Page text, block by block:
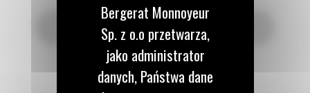
Bergerat Monnoyeur
Sp. z o.o przetwarza,
jako administrator
danych, Państwa dane